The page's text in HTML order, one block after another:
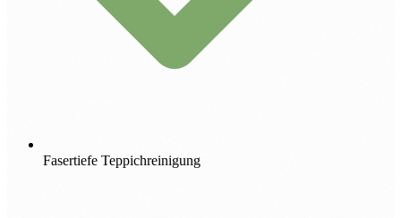
Fasertiefe Teppichreinigung